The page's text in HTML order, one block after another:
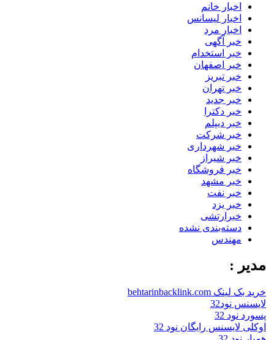
اخبار خانم
اخبار لیسانس
اخبار مرد
خبر آگهی
خبر استخدام
خبر اصفهان
خبر تبریز
خبر تهران
خبر جدید
خبر دکترا
خبر دیپلم
خبر شرکت
خبر شهرداری
خبر شیراز
خبر فروشگاه
خبر مشهد
خبر نفت
خبر یزد
خبرارتشی
دسته‌بندی نشده
مهندس
مدیر :
خرید بک لینک behtarinbacklink.com
لایسنس نود32
پسورد نود 32
اوکلی لایسنس رایگان نود 32